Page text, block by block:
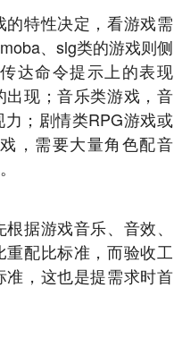
特性决定，看游戏需
、slg类的游戏则侧
达命令提示上的表现
现；音乐类游戏，音
；剧情类RPG游戏或
，需要大量角色配音
据游戏音乐、音效、
配比标准，而验收工
，这也是提需求时首